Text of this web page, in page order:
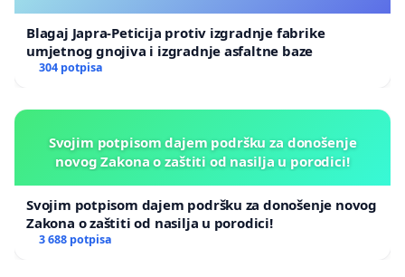
Blagaj Japra-Peticija protiv izgradnje fabrike
umjetnog gnojiva i izgradnje asfaltne baze
304 potpisa
Svojim potpisom dajem podršku za donošenje
novog Zakona o zaštiti od nasilja u porodici!
Svojim potpisom dajem podršku za donošenje novog
Zakona o zaštiti od nasilja u porodici!
3 688 potpisa